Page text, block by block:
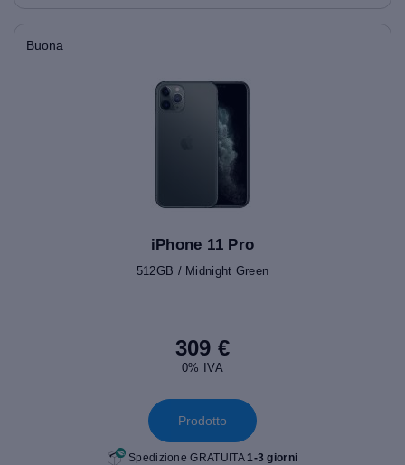
Buona
iPhone 11 Pro
512GB / Midnight Green
309 €
0% IVA
Prodotto
Spedizione GRATUITA1-3 giorni